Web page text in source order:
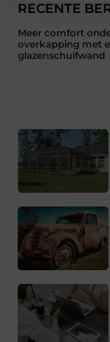
RECENTE
Meer comfort
overkapping met
glazenschuifwand